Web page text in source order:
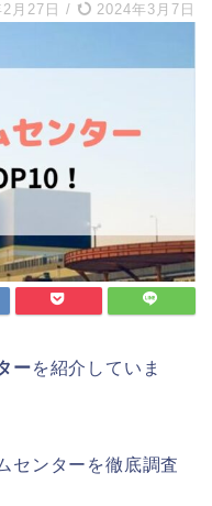
月27日 / 2024年3月7日
ーを紹介していま
センターを徹底調査